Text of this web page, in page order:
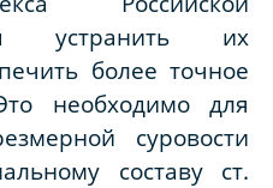
устранить их
более точное
необходимо для
суровости
составу ст.